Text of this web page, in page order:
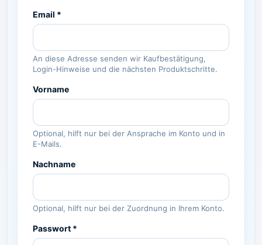
Email *
An diese Adresse senden wir Kaufbestätigung,
Login-Hinweise und die nächsten Produktschritte.
Vorname
Optional, hilft nur bei der Ansprache im Konto und in
E-Mails.
Nachname
Optional, hilft nur bei der Zuordnung in Ihrem Konto.
Passwort *